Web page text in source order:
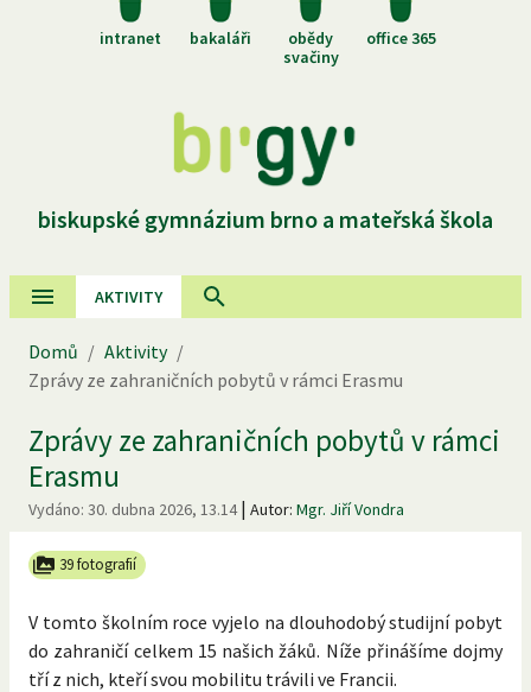
intranet bakaláři
obědy
svačiny
office 365
biskupské gymnázium brno a mateřská škola
AKTIVITY
Domů / Aktivity /
Zprávy ze zahraničních pobytů v rámci Erasmu
Zprávy ze zahraničních pobytů v rámci
Erasmu
Vydáno: 30. dubna 2026, 13.14| Autor: Mgr. Jiří Vondra
39 fotografií
V tomto školním roce vyjelo na dlouhodobý studijní pobyt
do zahraničí celkem 15 našich žáků. Níže přinášíme dojmy
tří z nich, kteří svou mobilitu trávili ve Francii.